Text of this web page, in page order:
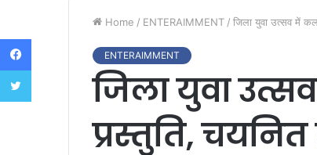
Home / ENTERAIMMENT / जिला युवा उत्सव में
ENTERAIMMENT
जिला युवा
प्रस्तुति,